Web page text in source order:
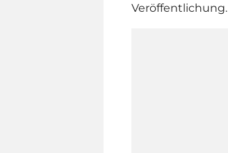
Veröffentlichung.